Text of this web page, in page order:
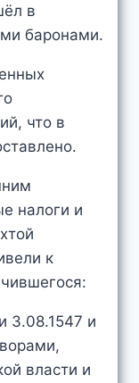
в
баронами.
что в
налоги и
к
3.08.1547 и
власти и